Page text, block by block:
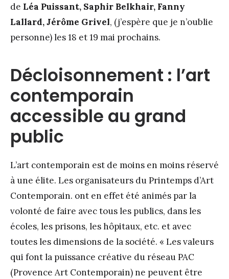
de Léa Puissant, Saphir Belkhair, Fanny
Lallard, Jérôme Grivel, (j’espère que je n’oublie
personne) les 18 et 19 mai prochains.
Décloisonnement : l’art
contemporain
accessible au grand
public
L’art contemporain est de moins en moins réservé
à une élite. Les organisateurs du Printemps d’Art
Contemporain. ont en effet été animés par la
volonté de faire avec tous les publics, dans les
écoles, les prisons, les hôpitaux, etc. et avec
toutes les dimensions de la société. « Les valeurs
qui font la puissance créative du réseau PAC
(Provence Art Contemporain) ne peuvent être